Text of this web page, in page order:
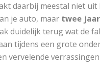
daarbij meestal niet
je auto, maar twee jaar
duidelijk terug wat de
tijdens een grote
vervelende verrassingen.